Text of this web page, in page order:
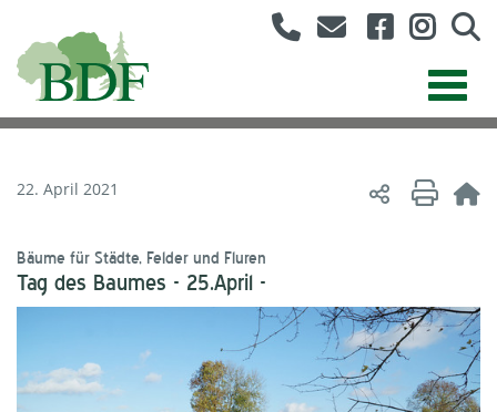
22. April 2021
Bäume für Städte, Felder und Fluren
Tag des Baumes - 25.April -